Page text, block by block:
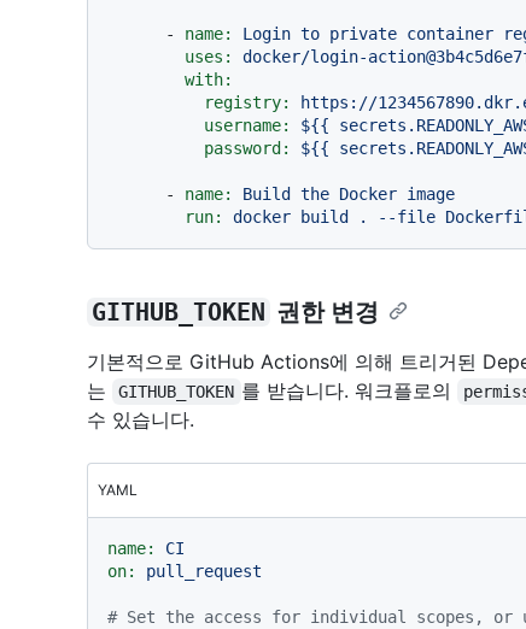
- name: Login to private container
uses:
docker/login-
with:
registry:
https://
username:
${{
password:
${{
- name: Build the Docker image
run:
docker build . --file
GITHUB_TOKEN 권한 변경
기본적으로 GitHub Actions에 의해 트리거된
는
GITHUB_TOKEN 를 받습니다. 워크플로의
수 있습니다.
YAML
name:
CI
on:
pull_request
# Set the access for individual scopes, or